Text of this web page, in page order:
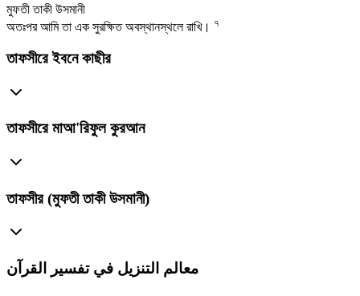
মুফতী তাকী উসমানী
অতঃপর আমি তা এক সুরক্ষিত অবস্থানস্থলে রাখি। ৭
তাফসীরে ইবনে কাছীর
তাফসীরে মাআ'রিফুল কুরআন
তাফসীর (মুফতী তাকী উসমানী)
معالم التنزيل في تفسير القرآن